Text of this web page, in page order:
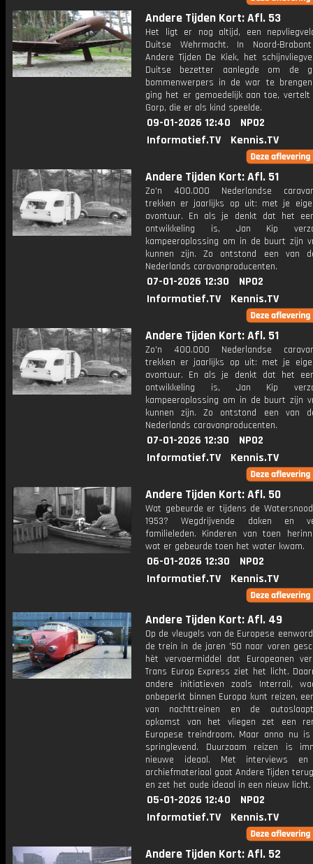
Andere Tijden Kort: Afl. 53
Het ligt er nog altijd, een
Duitse Wehrmacht. In Noord-
Andere Tijden De Kiek, het
Duitse bezetter aanlegde om de
bommenwerpers in de war te
ging het er gemoedelijk aan toe, vertelt
Gorp, die er als kind speelde.
09-01-2026 12:40
NPO2
Informatief.TV
Kennis.TV
Andere Tijden Kort: Afl. 51
Zo'n 400.000 Nederlandse
trekken er jaarlijks op uit: met je
avontuur. En als je denkt dat het
ontwikkeling is, Jan Kip
kampeeroplossing om in de buurt zijn
kunnen zijn. Zo ontstond een van
Nederlands caravanproducenten.
07-01-2026 12:30
NPO2
Informatief.TV
Kennis.TV
Andere Tijden Kort: Afl. 51
Zo'n 400.000 Nederlandse
trekken er jaarlijks op uit: met je
avontuur. En als je denkt dat het
ontwikkeling is, Jan Kip
kampeeroplossing om in de buurt zijn
kunnen zijn. Zo ontstond een van
Nederlands caravanproducenten.
07-01-2026 12:30
NPO2
Informatief.TV
Kennis.TV
Andere Tijden Kort: Afl. 50
Wat gebeurde er tijdens de
1953? Wegdrijvende daken en
familieleden. Kinderen van toen
wat er gebeurde toen het water kwam.
06-01-2026 12:30
NPO2
Informatief.TV
Kennis.TV
Andere Tijden Kort: Afl. 49
Op de vleugels van de Europese
de trein in de jaren '50 naar voren
hèt vervoermiddel dat Europeanen
Trans Europ Express ziet het licht.
andere initiatieven zoals Interrail,
onbeperkt binnen Europa kunt reizen,
van nachttreinen en de
opkomst van het vliegen zet een
Europese treindroom. Maar anno nu
springlevend. Duurzaam reizen is
nieuwe ideaal. Met interviews en
archiefmateriaal gaat Andere Tijden
en zet het oude ideaal in een nieuw licht.
05-01-2026 12:40
NPO2
Informatief.TV
Kennis.TV
Andere Tijden Kort: Afl. 52